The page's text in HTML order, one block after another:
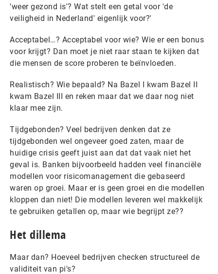
'weer gezond is'? Wat stelt een getal voor 'de
veiligheid in Nederland' eigenlijk voor?'
Acceptabel…? Acceptabel voor wie? Wie er een bonus
voor krijgt? Dan moet je niet raar staan te kijken dat
die mensen de score proberen te beïnvloeden.
Realistisch? Wie bepaald? Na Bazel I kwam Bazel II
kwam Bazel III en reken maar dat we daar nog niet
klaar mee zijn.
Tijdgebonden? Veel bedrijven denken dat ze
tijdgebonden wel ongeveer goed zaten, maar de
huidige crisis geeft juist aan dat dat vaak niet het
geval is. Banken bijvoorbeeld hadden veel financiële
modellen voor risicomanagement die gebaseerd
waren op groei. Maar er is geen groei en die modellen
kloppen dan niet! Die modellen leveren wel makkelijk
te gebruiken getallen op, maar wie begrijpt ze??
Het dillema
Maar dan? Hoeveel bedrijven checken structureel de
validiteit van pi's?